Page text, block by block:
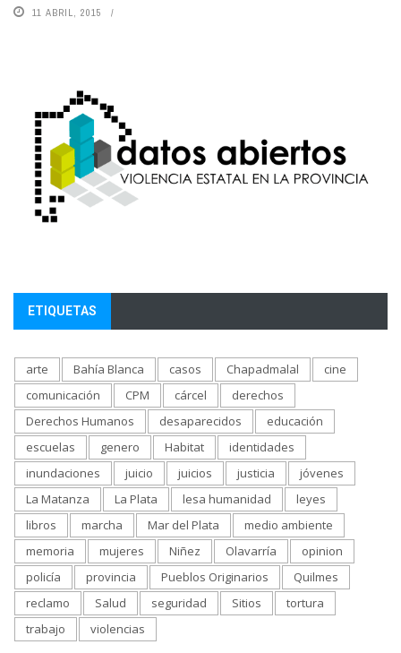
11 ABRIL, 2015
ETIQUETAS
arte Bahía Blanca casos Chapadmalal
cine
comunicación
CPM cárcel
derechos
Derechos Humanos
desaparecidos
educación
escuelas
genero Habitat
identidades
inundaciones
juicio juicios justicia
jóvenes
La Matanza
La Plata lesa humanidad
leyes
libros
marcha Mar del Plata
medio ambiente
memoria
mujeres Niñez Olavarría
opinion
policía
provincia Pueblos Originarios
Quilmes
reclamo
Salud seguridad Sitios
tortura
trabajo
violencias